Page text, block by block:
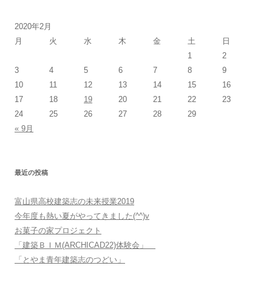
2020年2月
月
火 水 木 金 土
日
1
2
3
4 5 6 7 8
9
10
11 12 13 14 15
16
17
18 19 20 21 22
23
24
25 26 27 28
29
« 9月
最近の投稿
富山県高校建築志の未来授業2019
今年度も熱い夏がやってきました(^^)v
お菓子の家プロジェクト
「建築ＢＩＭ(ARCHICAD22)体験会」
「とやま青年建築志のつどい」